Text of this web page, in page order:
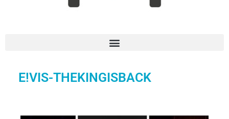
E!VIS-THEKINGISBACK